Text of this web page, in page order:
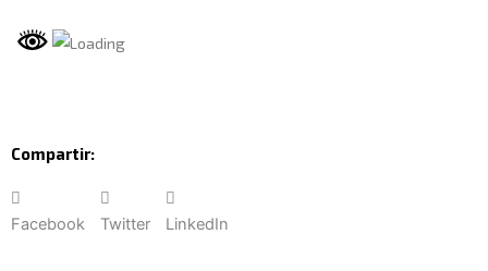
Compartir:
Facebook Twitter LinkedIn